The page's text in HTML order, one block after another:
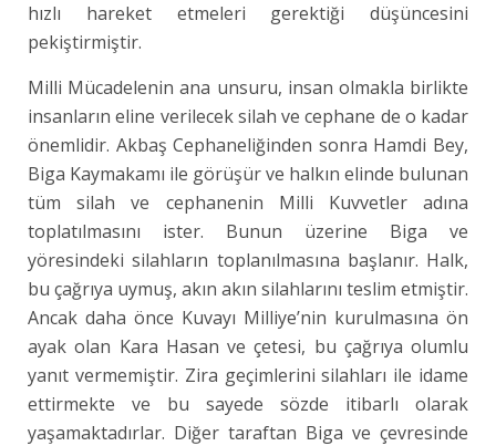
hızlı hareket etmeleri gerektiği düşüncesini
pekiştirmiştir.
Milli Mücadelenin ana unsuru, insan olmakla birlikte
insanların eline verilecek silah ve cephane de o kadar
önemlidir. Akbaş Cephaneliğinden sonra Hamdi Bey,
Biga Kaymakamı ile görüşür ve halkın elinde bulunan
tüm silah ve cephanenin Milli Kuvvetler adına
toplatılmasını ister. Bunun üzerine Biga ve
yöresindeki silahların toplanılmasına başlanır. Halk,
bu çağrıya uymuş, akın akın silahlarını teslim etmiştir.
Ancak daha önce Kuvayı Milliye’nin kurulmasına ön
ayak olan Kara Hasan ve çetesi, bu çağrıya olumlu
yanıt vermemiştir. Zira geçimlerini silahları ile idame
ettirmekte ve bu sayede sözde itibarlı olarak
yaşamaktadırlar. Diğer taraftan Biga ve çevresinde